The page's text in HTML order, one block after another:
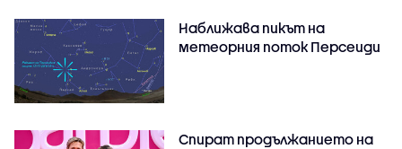
Наближава пикът на
метеорния поток Персеиди
Спират продължанието на